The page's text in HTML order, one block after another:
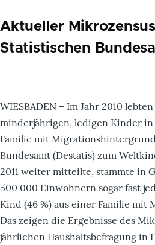
Aktueller
Statistischen
WIESBADEN – Im Jahr 2010
minderjährigen, ledigen Kinder
Familie mit
Bundesamt (Destatis) zum
2011 weiter mitteilte, stammte in
500 000 Einwohnern sogar fast
Kind (46 %) aus einer Familie
Das zeigen die Ergebnisse des
jährlichen Haushaltsbefragung in